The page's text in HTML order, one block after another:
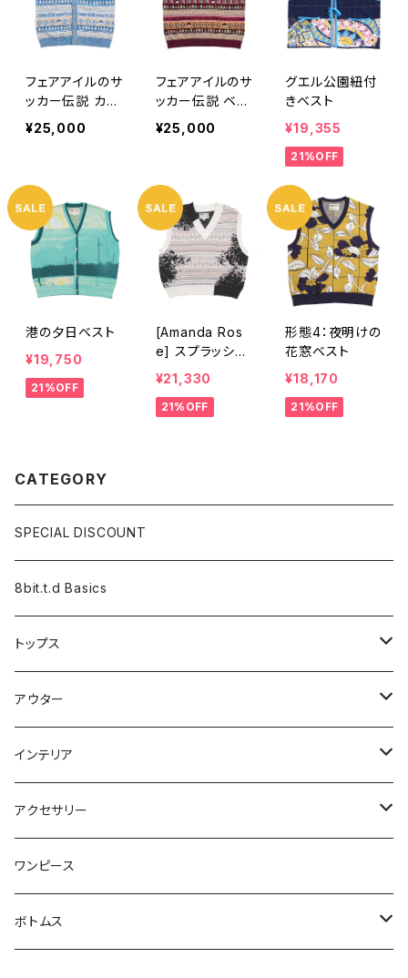
フェアアイルのサ
ッカー伝説 カー
ディガンベスト
¥25,000
フェアアイルのサ
ッカー伝説 ベス
ト
¥25,000
グエル公園紐付
きベスト
¥19,355
21%OFF
港の夕日ベスト
¥19,750
21%OFF
[Amanda Ros
e] スプラッシュ
インク風フェアア
イル ベスト
¥21,330
21%OFF
形態4：夜明けの
花窓ベスト
¥18,170
21%OFF
CATEGORY
SPECIAL DISCOUNT
8bit.t.d Basics
トップス
長袖
半袖
ベスト
アウター
カーディガン
ジャケット
ベストジャケット
インテリア
タペストリー
ブランケット
クッション
アクセサリー
靴下
マフラー
ワンピース
ボトムス